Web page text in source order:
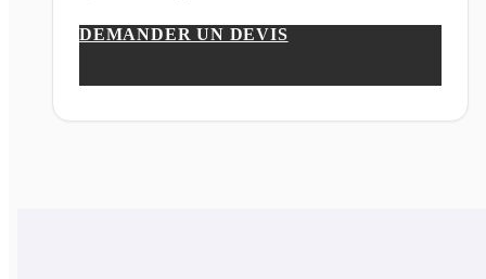
DEMANDER UN DEVIS